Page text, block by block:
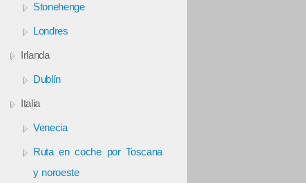
Stonehenge
Londres
Irlanda
Dublín
Italia
Venecia
Ruta en coche por Toscana
y noroeste